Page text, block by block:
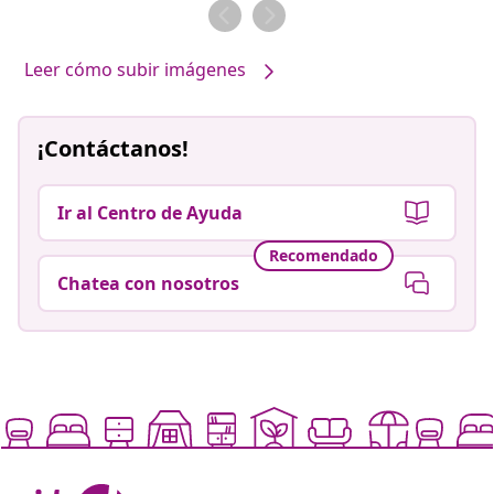
por
Leer cómo subir imágenes
¡Contáctanos!
Ir al Centro de Ayuda
Recomendado
Chatea con nosotros